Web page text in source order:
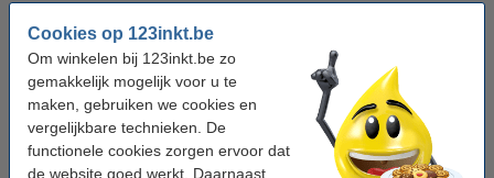
Cookies op 123inkt.be
Om winkelen bij 123inkt.be zo
gemakkelijk mogelijk voor u te
maken, gebruiken we cookies en
vergelijkbare technieken. De
functionele cookies zorgen ervoor dat
de website goed werkt. Daarnaast
Kleur: transparant rood
Soort: met perforatierand
Materiaal: polypropyleen
A4